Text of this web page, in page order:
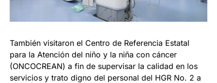
También visitaron el Centro de Referencia Estatal
para la Atención del niño y la niña con cáncer
(ONCOCREAN) a fin de supervisar la calidad en los
servicios y trato digno del personal del HGR No. 2 a